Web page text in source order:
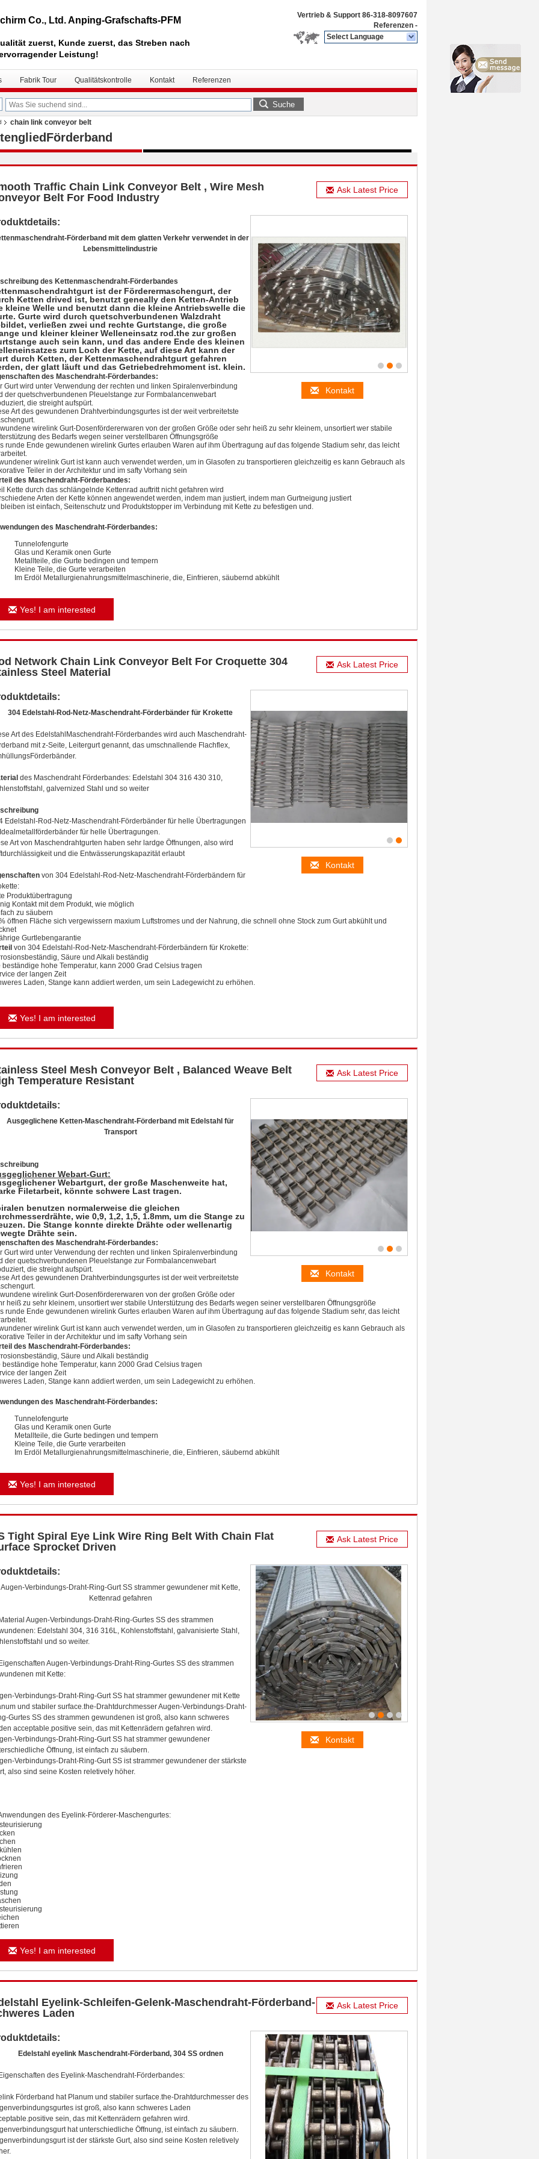
Co., Ltd. Anping-Grafschafts-PFM
zuerst, Kunde zuerst, das Streben nach
Leistung!
Vertrieb & Support 86-318-8097607
Referenzen -
Select Language
Fabrik Tour Qualitätskontrolle Kontakt Referenzen
Suche
chain link conveyor belt
Traffic Chain Link Conveyor Belt , Wire Mesh
Belt For Food Industry
Ask Latest Price
Kontakt
Förderband mit dem glatten Verkehr verwendet in der
Lebensmittelindustrie
des Kettenmaschendraht-Förderbandes
ist der Förderermaschengurt, der
Ketten drived ist, benutzt geneally den Ketten-Antrieb
kleine Welle und benutzt dann die kleine Antriebswelle die
Gurte wird durch quetschverbundenen Walzdraht
verließen zwei und rechte Gurtstange, die große
und kleiner kleiner Welleneinsatz rod.the zur großen
auch sein kann, und das andere Ende des kleinen
zum Loch der Kette, auf diese Art kann der
durch Ketten, der Kettenmaschendrahtgurt gefahren
der glatt läuft und das Getriebedrehmoment ist. klein.
des Maschendraht-Förderbandes:
Gurt wird unter Verwendung der rechten und linken Spiralenverbindung
der quetschverbundenen Pleuelstange zur Formbalancenwebart
die streight aufspürt.
Art des gewundenen Drahtverbindungsgurtes ist der weit verbreitetste
wirelink Gurt-Dosenfördererwaren von der großen Größe oder sehr heiß zu sehr kleinem, unsortiert wer stabile
des Bedarfs wegen seiner verstellbaren Öffnungsgröße
runde Ende gewundenen wirelink Gurtes erlauben Waren auf ihm Übertragung auf das folgende Stadium sehr, das leicht
wirelink Gurt ist kann auch verwendet werden, um in Glasofen zu transportieren gleichzeitig es kann Gebrauch als
Teiler in der Architektur und im safty Vorhang sein
des Maschendraht-Förderbandes:
Kette durch das schlängelnde Kettenrad auftritt nicht gefahren wird
Arten der Kette können angewendet werden, indem man justiert, indem man Gurtneigung justiert
ist einfach, Seitenschutz und Produktstopper im Verbindung mit Kette zu befestigen und.
des Maschendraht-Förderbandes:
Tunnelofengurte
Glas und Keramik onen Gurte
Metallteile, die Gurte bedingen und tempern
Kleine Teile, die Gurte verarbeiten
Im Erdöl Metallurgienahrungsmittelmaschinerie, die, Einfrieren, säubernd abkühlt
Yes! I am interested
Network Chain Link Conveyor Belt For Croquette 304
Steel Material
Ask Latest Price
Kontakt
304 Edelstahl-Rod-Netz-Maschendraht-Förderbänder für Krokette
Art des EdelstahlMaschendraht-Förderbandes wird auch Maschendraht-
mit z-Seite, Leitergurt genannt, das umschnallende Flachflex,
des Maschendraht Förderbandes: Edelstahl 304 316 430 310,
galvernized Stahl und so weiter
Edelstahl-Rod-Netz-Maschendraht-Förderbänder für helle Übertragungen
für helle Übertragungen.
Art von Maschendrahtgurten haben sehr lardge Öffnungen, also wird
und die Entwässerungskapazität erlaubt
von 304 Edelstahl-Rod-Netz-Maschendraht-Förderbändern für
Produktübertragung
Kontakt mit dem Produkt, wie möglich
zu säubern
öffnen Fläche sich vergewissern maxium Luftstromes und der Nahrung, die schnell ohne Stock zum Gurt abkühlt und
Gurtlebengarantie
von 304 Edelstahl-Rod-Netz-Maschendraht-Förderbändern für Krokette:
Säure und Alkali beständig
beständige hohe Temperatur, kann 2000 Grad Celsius tragen
der langen Zeit
Laden, Stange kann addiert werden, um sein Ladegewicht zu erhöhen.
Yes! I am interested
Steel Mesh Conveyor Belt , Balanced Weave Belt
Temperature Resistant
Ask Latest Price
Kontakt
Ausgeglichene Ketten-Maschendraht-Förderband mit Edelstahl für
Transport
Webart-Gurt:
Webartgurt, der große Maschenweite hat,
Filetarbeit, könnte schwere Last tragen.
benutzen normalerweise die gleichen
wie 0,9, 1,2, 1,5, 1.8mm, um die Stange zu
Die Stange konnte direkte Drähte oder wellenartig
Drähte sein.
des Maschendraht-Förderbandes:
Gurt wird unter Verwendung der rechten und linken Spiralenverbindung
der quetschverbundenen Pleuelstange zur Formbalancenwebart
die streight aufspürt.
Art des gewundenen Drahtverbindungsgurtes ist der weit verbreitetste
wirelink Gurt-Dosenfördererwaren von der großen Größe oder
heiß zu sehr kleinem, unsortiert wer stabile Unterstützung des Bedarfs wegen seiner verstellbaren Öffnungsgröße
runde Ende gewundenen wirelink Gurtes erlauben Waren auf ihm Übertragung auf das folgende Stadium sehr, das leicht
wirelink Gurt ist kann auch verwendet werden, um in Glasofen zu transportieren gleichzeitig es kann Gebrauch als
Teiler in der Architektur und im safty Vorhang sein
des Maschendraht-Förderbandes:
Säure und Alkali beständig
beständige hohe Temperatur, kann 2000 Grad Celsius tragen
der langen Zeit
Laden, Stange kann addiert werden, um sein Ladegewicht zu erhöhen.
des Maschendraht-Förderbandes:
Tunnelofengurte
Glas und Keramik onen Gurte
Metallteile, die Gurte bedingen und tempern
Kleine Teile, die Gurte verarbeiten
Im Erdöl Metallurgienahrungsmittelmaschinerie, die, Einfrieren, säubernd abkühlt
Yes! I am interested
Tight Spiral Eye Link Wire Ring Belt With Chain Flat
Sprocket Driven
Ask Latest Price
Kontakt
Augen-Verbindungs-Draht-Ring-Gurt SS strammer gewundener mit Kette,
Kettenrad gefahren
Augen-Verbindungs-Draht-Ring-Gurtes SS des strammen
Edelstahl 304, 316 316L, Kohlenstoffstahl, galvanisierte Stahl,
und so weiter.
Augen-Verbindungs-Draht-Ring-Gurtes SS des strammen
mit Kette:
Verbindungs-Draht-Ring-Gurt SS hat strammer gewundener mit Kette
und stabiler surface.the-Drahtdurchmesser Augen-Verbindungs-Draht-
Gurtes SS des strammen gewundenen ist groß, also kann schweres
acceptable.positive sein, das mit Kettenrädern gefahren wird.
Verbindungs-Draht-Ring-Gurt SS hat strammer gewundener
Öffnung, ist einfach zu säubern.
Verbindungs-Draht-Ring-Gurt SS ist strammer gewundener der stärkste
also sind seine Kosten reletively höher.
des Eyelink-Förderer-Maschengurtes:
Yes! I am interested
Eyelink-Schleifen-Gelenk-Maschendraht-Förderband-
Laden
Ask Latest Price
Edelstahl eyelink Maschendraht-Förderband, 304 SS ordnen
des Eyelink-Maschendraht-Förderbandes:
Förderband hat Planum und stabiler surface.the-Drahtdurchmesser des
ist groß, also kann schweres Laden
sein, das mit Kettenrädern gefahren wird.
hat unterschiedliche Öffnung, ist einfach zu säubern.
ist der stärkste Gurt, also sind seine Kosten reletively